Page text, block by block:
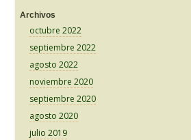
Archivos
octubre 2022
septiembre 2022
agosto 2022
noviembre 2020
septiembre 2020
agosto 2020
julio 2019